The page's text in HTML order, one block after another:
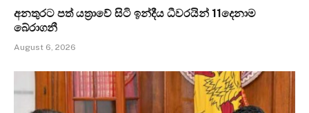
අනතුරට පත් යත්‍රාවේ සිටි ඉන්දීය ධීවරයින් 11දෙනාම
බේරාගනී
August 6, 2026